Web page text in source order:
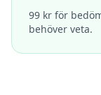
99 kr för
behöver veta.